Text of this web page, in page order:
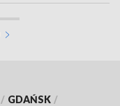
/ GDAŃSK /